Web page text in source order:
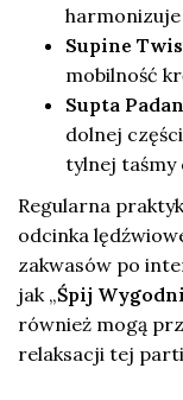
harmonizuje
Supine
mobilność
Supta
dolnej
tylnej taśmy
Regularna
odcinka
zakwasów po
jak „Śpij
również mogą
relaksacji tej